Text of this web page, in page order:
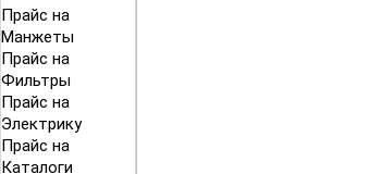
Прайс на
Манжеты
Прайс на
Фильтры
Прайс на
Электрику
Прайс на
Каталоги